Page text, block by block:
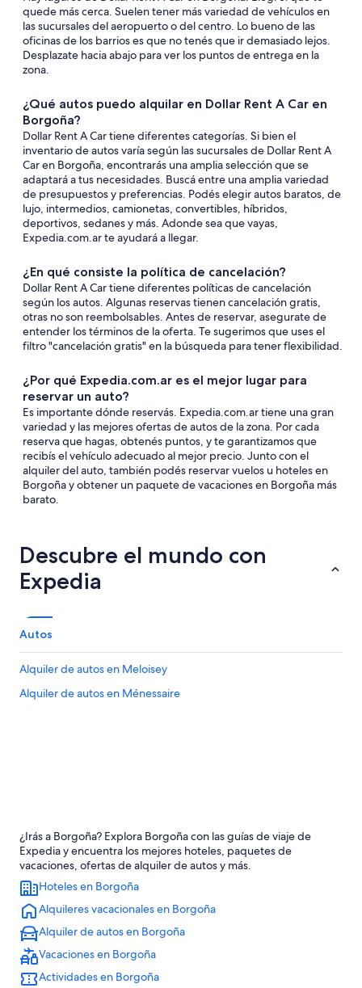
quede más cerca. Suelen tener más variedad de vehículos en
las sucursales del aeropuerto o del centro. Lo bueno de las
oficinas de los barrios es que no tenés que ir demasiado lejos.
Desplazate hacia abajo para ver los puntos de entrega en la
zona.
¿Qué autos puedo alquilar en Dollar Rent A Car en
Borgoña?
Dollar Rent A Car tiene diferentes categorías. Si bien el
inventario de autos varía según las sucursales de Dollar Rent A
Car en Borgoña, encontrarás una amplia selección que se
adaptará a tus necesidades. Buscá entre una amplia variedad
de presupuestos y preferencias. Podés elegir autos baratos, de
lujo, intermedios, camionetas, convertibles, híbridos,
deportivos, sedanes y más. Adonde sea que vayas,
Expedia.com.ar te ayudará a llegar.
¿En qué consiste la política de cancelación?
Dollar Rent A Car tiene diferentes políticas de cancelación
según los autos. Algunas reservas tienen cancelación gratis,
otras no son reembolsables. Antes de reservar, asegurate de
entender los términos de la oferta. Te sugerimos que uses el
filtro "cancelación gratis" en la búsqueda para tener flexibilidad.
¿Por qué Expedia.com.ar es el mejor lugar para
reservar un auto?
Es importante dónde reservás. Expedia.com.ar tiene una gran
variedad y las mejores ofertas de autos de la zona. Por cada
reserva que hagas, obtenés puntos, y te garantizamos que
recibís el vehículo adecuado al mejor precio. Junto con el
alquiler del auto, también podés reservar vuelos u hoteles en
Borgoña y obtener un paquete de vacaciones en Borgoña más
barato.
Descubre el mundo con
Expedia
Autos
Alquiler de autos en Meloisey
Alquiler de autos en Ménessaire
¿Irás a Borgoña? Explora Borgoña con las guías de viaje de
Expedia y encuentra los mejores hoteles, paquetes de
vacaciones, ofertas de alquiler de autos y más.
Hoteles en Borgoña
Alquileres vacacionales en Borgoña
Alquiler de autos en Borgoña
Vacaciones en Borgoña
Actividades en Borgoña